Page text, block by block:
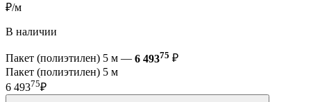
₽/м
В наличии
Пакет (полиэтилен) 5 м — 6 49375 ₽
Пакет (полиэтилен) 5 м
6 49375₽